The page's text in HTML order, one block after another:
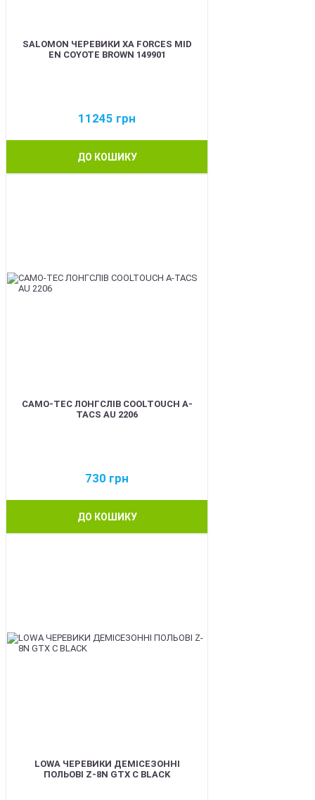
SALOMON ЧЕРЕВИКИ XA FORCES MID
EN COYOTE BROWN 149901
11245 грн
ДО КОШИКУ
CAMO-TEC ЛОНГСЛІВ COOLTOUCH A-
TACS AU 2206
730 грн
ДО КОШИКУ
LOWA ЧЕРЕВИКИ ДЕМІСЕЗОННІ
ПОЛЬОВІ Z-8N GTX C BLACK